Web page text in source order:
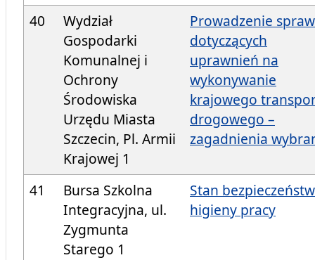
40
Wydział
Gospodarki
Komunalnej i
Ochrony
Środowiska
Urzędu Miasta
Szczecin, Pl. Armii
Krajowej 1
Prowadzenie spraw
dotyczących
uprawnień na
wykonywanie
krajowego
drogowego –
zagadnienia
41
Bursa Szkolna
Integracyjna, ul.
Zygmunta
Starego 1
Stan
higieny pracy